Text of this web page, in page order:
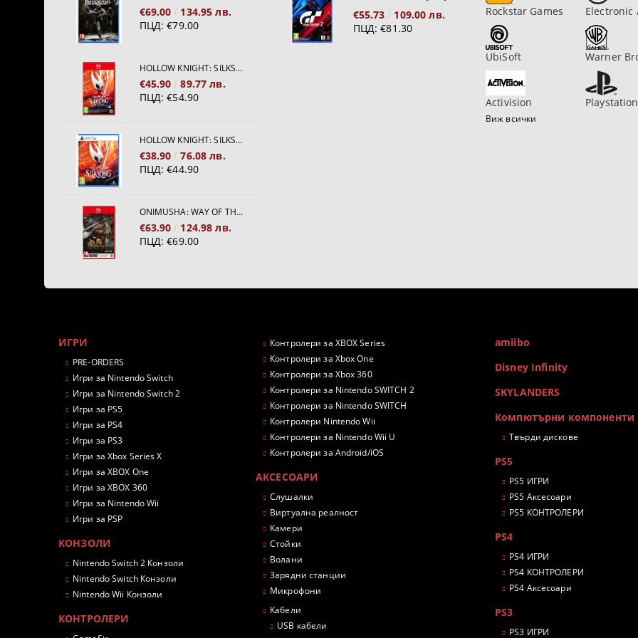
€69.00
134.95 лв.
ПЦД: €79.00
HOLLOW KNIGHT: SILKSONG [NINTENDO SWITCH 2]
€45.90
89.77 лв.
ПЦД: €54.90
HOLLOW KNIGHT: SILKSONG [PS5]
€38.90
76.08 лв.
ПЦД: €44.90
ONIMUSHA: WAY OF THE SWORD [NINTENDO SWITCH 2]
€63.90
124.98 лв.
ПЦД: €69.00
€55.73
109.00 лв.
ПЦД: €81.30
Rockstar Games Electronic
UbiSoft Warner
Activision Playstation
Виж всички
ИГРИ
PRE-ORDERS
Игри за Nintendo Switch
Игри за Nintendo Switch 2
Игри за PS5
Игри за PS4
Игри за PS3
Игри за Xbox Series X
Игри за XBOX One
Игри за XBOX 360
Игри за Nintendo Wii
Игри за PSP
КОНЗОЛИ
Nintendo Switch 2 Конзоли
Nintendo Switch Конзоли
Nintendo Wii Конзоли
КОНТРОЛЕРИ
Контролери за XBOX Series
Контролери за Xbox One
Контролери за Xbox 360
Контролери за Nintendo SWITCH 2
Контролери за Nintendo SWITCH
Контролери Nintendo Wii
Контролери за Nintendo Wii U
Контролери за Android/iOS
АКСЕСОАРИ
Слушалки
Виртуална реалност
Камери
Стойки
Волани
Зарядни станции
Микрофони
Кабели
USB кабели
amiibo
Disney Infinity
SKYLANDERS
Компютърни компоненти
Твърди дискове
PS5
PS5 ИГРИ
PS5 Аксесоари
PS5 КОНТРОЛЕРИ
PS4
PS4 ИГРИ
PS4 КОНТРОЛЕРИ
PS4 Аксесоари
PS3
PS3 ИГРИ